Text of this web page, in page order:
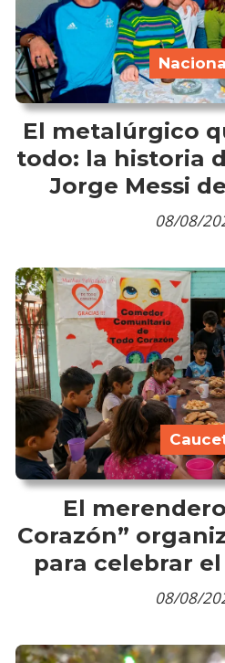
El metalúrgico
todo: la historia
Jorge Messi
08/08/
El
Corazón”
para celebrar
08/08/